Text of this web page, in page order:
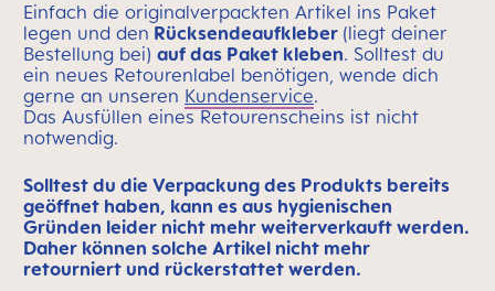
Einfach die originalverpackten Artikel ins Paket
legen und den Rücksendeaufkleber (liegt deiner
Bestellung bei) auf das Paket kleben. Solltest du
ein neues Retourenlabel benötigen, wende dich
gerne an unseren Kundenservice.
Das Ausfüllen eines Retourenscheins ist nicht
notwendig.
Solltest du die Verpackung des Produkts bereits
geöffnet haben, kann es aus hygienischen
Gründen leider nicht mehr weiterverkauft werden.
Daher können solche Artikel nicht mehr
retourniert und rückerstattet werden.